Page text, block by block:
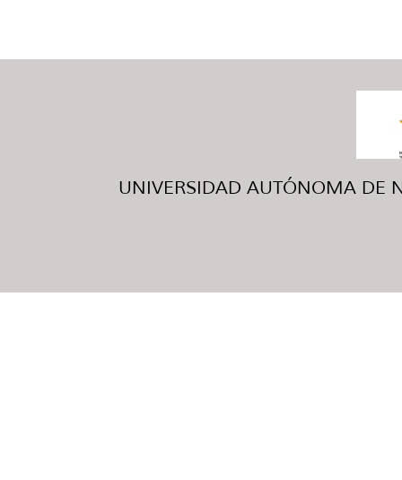
UNIVERSIDAD AUTÓNOMA DE